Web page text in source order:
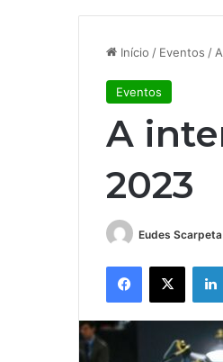
Início / Eventos /
Eventos
A
2023
Eudes Scarpeta
Facebook
X